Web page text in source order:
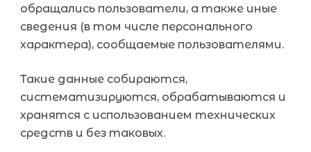
обращались пользователи, а также иные
сведения (в том числе персонального
характера), сообщаемые пользователями.
Такие данные собираются,
систематизируются, обрабатываются и
хранятся с использованием технических
средств и без таковых.